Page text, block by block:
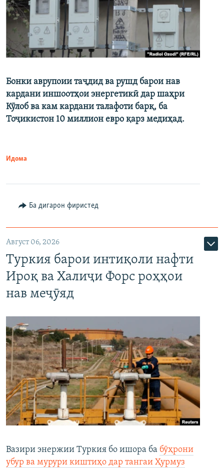
Бонки аврупоии таҷдид ва рушд барои нав
кардани иншоотҳои энергетикӣ дар шаҳри
Кӯлоб ва кам кардани талафоти барқ, ба
Тоҷикистон 10 миллион евро қарз медиҳад.
Идома
Ба дигарон фиристед
Август 06, 2026
Туркия барои интиқоли нафти
Ироқ ва Халиҷи Форс роҳҳои
нав меҷӯяд
Вазири энержии Туркия бо ишора ба бӯҳрони
убур ва мурури киштиҳо дар тангаи Ҳурмуз